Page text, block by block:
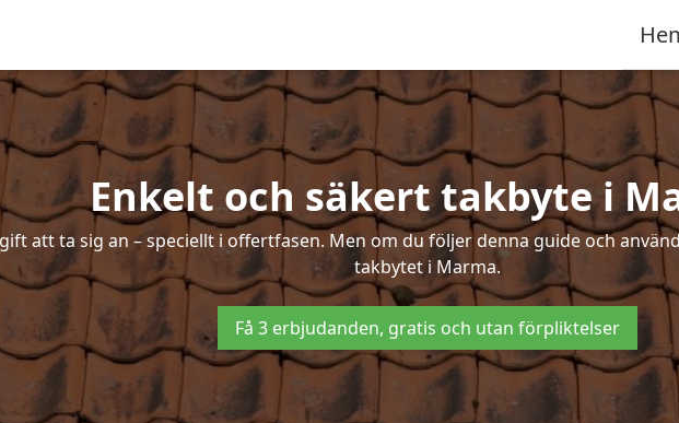
Enkelt och säkert takbyte i
att ta sig an – speciellt i offertfasen. Men om du följer denna guide och
takbytet i Marma.
Få 3 erbjudanden, gratis och utan förpliktelser